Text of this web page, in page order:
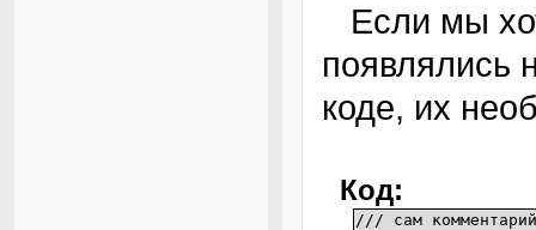
Если мы хотим, чтобы в документации также
появлялись
коде, их
Код:
/// сам комментарий